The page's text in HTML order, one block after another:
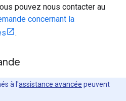
pouvez nous contacter au
concernant la
.
à l'assistance avancée peuvent